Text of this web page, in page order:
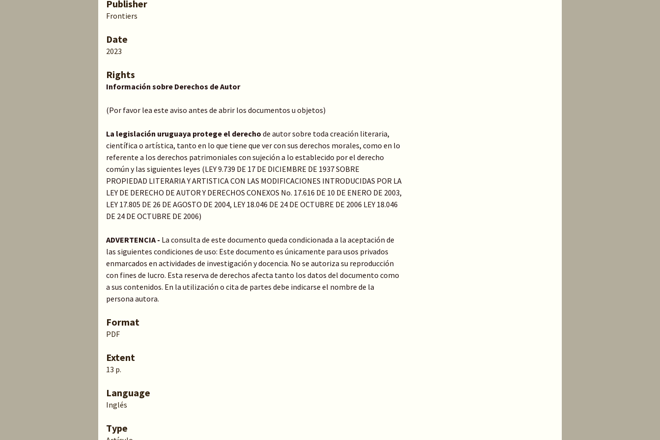
Publisher
Frontiers
Date
2023
Rights
Información sobre Derechos de Autor
(Por favor lea este aviso antes de abrir los documentos u objetos)
La legislación uruguaya protege el derecho de autor sobre toda creación literaria,
científica o artística, tanto en lo que tiene que ver con sus derechos morales, como en lo
referente a los derechos patrimoniales con sujeción a lo establecido por el derecho
común y las siguientes leyes (LEY 9.739 DE 17 DE DICIEMBRE DE 1937 SOBRE
PROPIEDAD LITERARIA Y ARTISTICA CON LAS MODIFICACIONES INTRODUCIDAS POR LA
LEY DE DERECHO DE AUTOR Y DERECHOS CONEXOS No. 17.616 DE 10 DE ENERO DE 2003,
LEY 17.805 DE 26 DE AGOSTO DE 2004, LEY 18.046 DE 24 DE OCTUBRE DE 2006 LEY 18.046
DE 24 DE OCTUBRE DE 2006)
ADVERTENCIA - La consulta de este documento queda condicionada a la aceptación de
las siguientes condiciones de uso: Este documento es únicamente para usos privados
enmarcados en actividades de investigación y docencia. No se autoriza su reproducción
con fines de lucro. Esta reserva de derechos afecta tanto los datos del documento como
a sus contenidos. En la utilización o cita de partes debe indicarse el nombre de la
persona autora.
Format
PDF
Extent
13 p.
Language
Inglés
Type